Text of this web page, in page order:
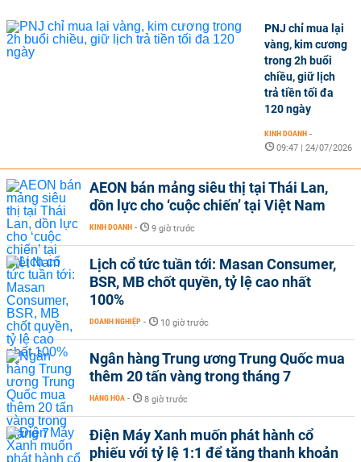
PNJ chỉ mua lại
vàng, kim cương
trong 2h buổi
chiều, giữ lịch
trả tiền tối đa
120 ngày
KINH DOANH -
09:47 | 24/07/2026
AEON bán mảng siêu thị tại Thái Lan,
dồn lực cho ‘cuộc chiến’ tại Việt Nam
KINH DOANH - 9 giờ trước
Lịch cổ tức tuần tới: Masan Consumer,
BSR, MB chốt quyền, tỷ lệ cao nhất
100%
DOANH NGHIỆP - 10 giờ trước
Ngân hàng Trung ương Trung Quốc mua
thêm 20 tấn vàng trong tháng 7
HÀNG HÓA - 8 giờ trước
Điện Máy Xanh muốn phát hành cổ
phiếu với tỷ lệ 1:1 để tăng thanh khoản